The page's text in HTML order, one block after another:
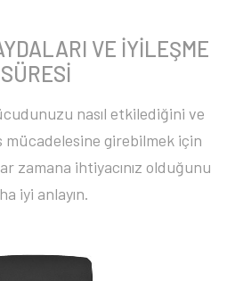
VE İYİLEŞME
SÜRESİ
nasıl etkilediğini ve
girebilmek için
zamana ihtiyacınız olduğunu
iyi anlayın.